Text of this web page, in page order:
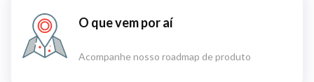
O que vem por aí
Acompanhe nosso roadmap de produto